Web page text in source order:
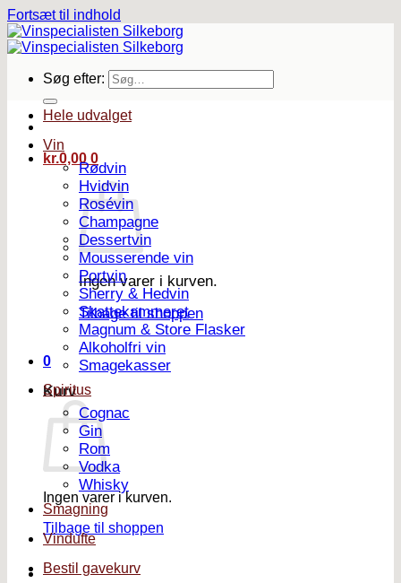
Fortsæt til indhold
Søg efter:
kr.0,00 0
Ingen varer i kurven.
Tilbage til shoppen
0
Kurv
Ingen varer i kurven.
Tilbage til shoppen
Hele udvalget
Vin
Rødvin
Hvidvin
Rosévin
Champagne
Dessertvin
Mousserende vin
Portvin
Sherry & Hedvin
Skattekammeret
Magnum & Store Flasker
Alkoholfri vin
Smagekasser
Spiritus
Cognac
Gin
Rom
Vodka
Whisky
Smagning
Vindufte
Bestil gavekurv